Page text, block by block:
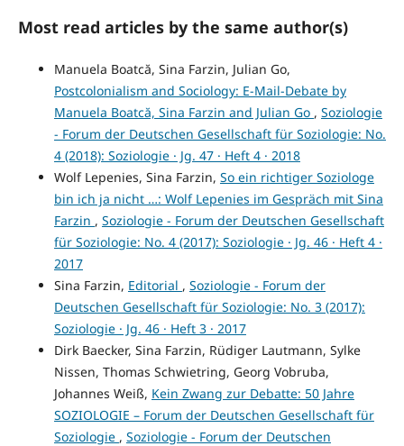
Most read articles by the same author(s)
Manuela Boatcă, Sina Farzin, Julian Go,
Postcolonialism and Sociology: E-Mail-Debate by
Manuela Boatcă, Sina Farzin and Julian Go , Soziologie
- Forum der Deutschen Gesellschaft für Soziologie: No.
4 (2018): Soziologie · Jg. 47 · Heft 4 · 2018
Wolf Lepenies, Sina Farzin, So ein richtiger Soziologe
bin ich ja nicht …: Wolf Lepenies im Gespräch mit Sina
Farzin , Soziologie - Forum der Deutschen Gesellschaft
für Soziologie: No. 4 (2017): Soziologie · Jg. 46 · Heft 4 ·
2017
Sina Farzin, Editorial , Soziologie - Forum der
Deutschen Gesellschaft für Soziologie: No. 3 (2017):
Soziologie · Jg. 46 · Heft 3 · 2017
Dirk Baecker, Sina Farzin, Rüdiger Lautmann, Sylke
Nissen, Thomas Schwietring, Georg Vobruba,
Johannes Weiß, Kein Zwang zur Debatte: 50 Jahre
SOZIOLOGIE – Forum der Deutschen Gesellschaft für
Soziologie , Soziologie - Forum der Deutschen